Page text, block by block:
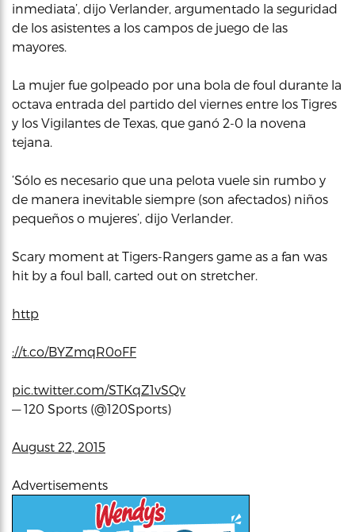
inmediata’, dijo Verlander, argumentado la seguridad
de los asistentes a los campos de juego de las
mayores.
La mujer fue golpeado por una bola de foul durante la
octava entrada del partido del viernes entre los Tigres
y los Vigilantes de Texas, que ganó 2-0 la novena
tejana.
‘Sólo es necesario que una pelota vuele sin rumbo y
de manera inevitable siempre (son afectados) niños
pequeños o mujeres’, dijo Verlander.
Scary moment at Tigers-Rangers game as a fan was
hit by a foul ball, carted out on stretcher.
http
://t.co/BYZmqR0oFF
pic.twitter.com/STKqZ1vSQv
— 120 Sports (@120Sports)
August 22, 2015
Advertisements